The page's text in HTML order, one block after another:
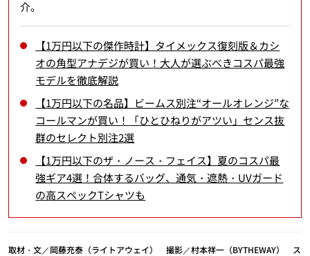
介。
【1万円以下の傑作時計】タイメックス復刻版＆カシ
オの角型アナデジが買い！大人が選ぶべきコスパ最強
モデルを徹底解説
【1万円以下の名品】ビームス別注“オールオレンジ”な
コールマンが買い！「ひとひねりがアツい」センス抜
群のセレクト別注2選
【1万円以下のザ・ノース・フェイス】夏のコスパ最
強ギア4選！合体するバッグ、通気・遮熱・UVガード
の高スペックTシャツも
取材・文／岡藤充泰（ライトアウェイ） 撮影／村本祥一（BYTHEWAY） ス